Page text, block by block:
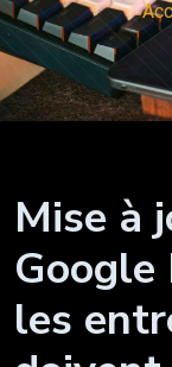
Mise à
Google
les